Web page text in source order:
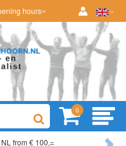
hours
0
from € 100,=